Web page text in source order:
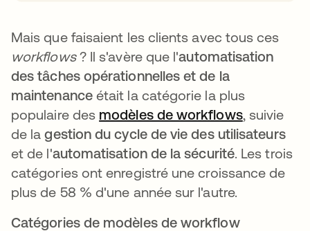
Mais que faisaient les clients avec tous ces
workflows? Il s'avère que l'automatisation
des tâches opérationnelles et de la
maintenanceétait la catégorie la plus
populaire des modèles de workflowss’ouvre
, suivie
de lagestion du cycle de vie des utilisateurs
et de l'automatisation de la sécurité. Les trois
catégories ont enregistré une croissance de
plus de 58 % d'une année sur l'autre.
Catégories de modèles de workflow